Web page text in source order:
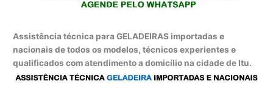
Assistência técnica para GELADEIRAS importadas e
nacionais de todos os modelos, técnicos experientes e
qualificados com atendimento a domicílio na cidade de Itu.